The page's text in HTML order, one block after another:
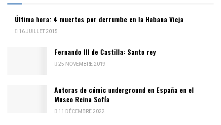
Última hora: 4 muertos por derrumbe en la Habana Vieja
16 JUILLET 2015
Fernando III de Castilla: Santo rey
25 NOVEMBRE 2019
Autoras de cómic underground en España en el
Museo Reina Sofía
11 DÉCEMBRE 2022